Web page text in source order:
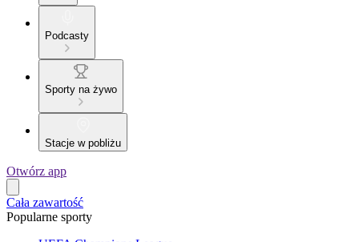
Podcasty
Sporty na żywo
Stacje w pobliżu
Otwórz app
Cała zawartość
Popularne sporty